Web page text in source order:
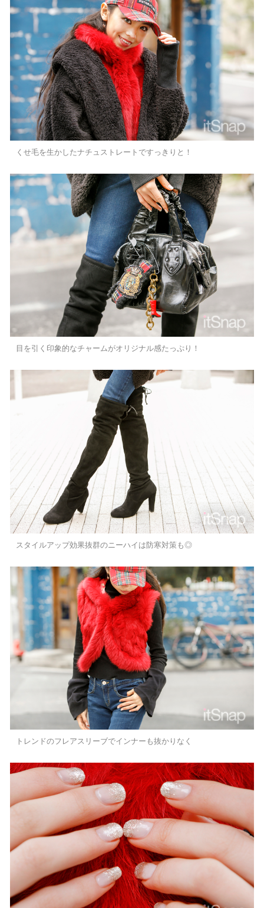
くせ毛を生かしたナチュストレートですっきりと！
目を引く印象的なチャームがオリジナル感たっぷり！
スタイルアップ効果抜群のニーハイは防寒対策も◎
トレンドのフレアスリーブでインナーも抜かりなく